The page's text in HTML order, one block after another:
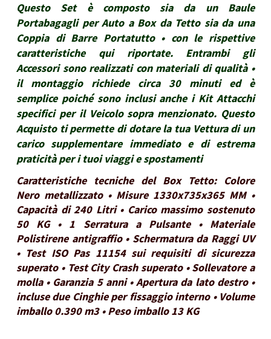
Questo Set è composto sia da un Baule
Portabagagli per Auto a Box da Tetto sia da una
Coppia di Barre Portatutto • con le rispettive
caratteristiche qui riportate. Entrambi gli
Accessori sono realizzati con materiali di qualità •
il montaggio richiede circa 30 minuti ed è
semplice poiché sono inclusi anche i Kit Attacchi
specifici per il Veicolo sopra menzionato. Questo
Acquisto ti permette di dotare la tua Vettura di un
carico supplementare immediato e di estrema
praticità per i tuoi viaggi e spostamenti
Caratteristiche tecniche del Box Tetto: Colore
Nero metallizzato • Misure 1330x735x365 MM •
Capacità di 240 Litri • Carico massimo sostenuto
50 KG • 1 Serratura a Pulsante • Materiale
Polistirene antigraffio • Schermatura da Raggi UV
• Test ISO Pas 11154 sui requisiti di sicurezza
superato • Test City Crash superato • Sollevatore a
molla • Garanzia 5 anni • Apertura da lato destro •
incluse due Cinghie per fissaggio interno • Volume
imballo 0.390 m3 • Peso imballo 13 KG